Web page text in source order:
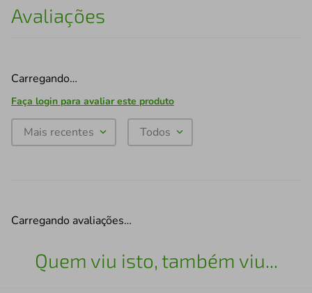
Avaliações
Carregando…
Faça login para avaliar este produto
Mais recentes Todos
Carregando avaliações…
Quem viu isto, também viu...